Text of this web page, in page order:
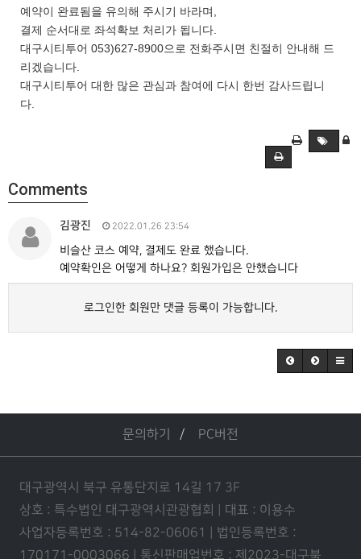
예약이 완료됨을 유의해 주시기 바라며,
결제 순서대로 좌석확보 처리가 됩니다.
대구시티투어 053)627-8900으로 전화주시면 친절히 안내해 드
리겠습니다.
대구시티투어 대한 많은 관심과 참여에 다시 한번 감사드립니
다.
Comments
김광진 2022.01.26 23:54
비슬산 코스 예약, 결제도 완료 했습니다.
예약확인은 어떻게 하나요? 회원가입은 안했습니다
로그인한 회원만 댓글 등록이 가능합니다.
문의하기 PC버전
대구광역시 북구 유통단지로 14길 17 3F
상호 : 특수법인 대구광역시관광협회 | 대표 : 이용수
사업자등록번호 : 514-82-06061 | 법인등록번호 :
170171-0003066 | 통신판매업번호 : 제2023-대구북